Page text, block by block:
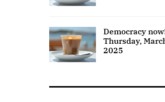
Democracy
Thursday,
2025